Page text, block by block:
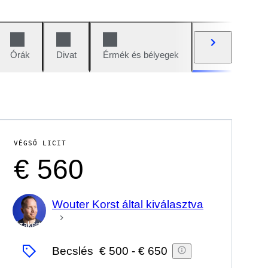
Órák Divat Érmék és bélyegek
VÉGSŐ LICIT
€ 560
Szakértő
Wouter Korst által kiválasztva
Becslés € 500 - € 650